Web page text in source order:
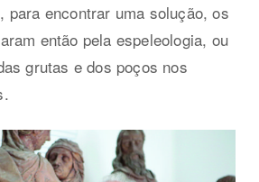
para encontrar uma solução, os
então pela espeleologia, ou
grutas e dos poços nos